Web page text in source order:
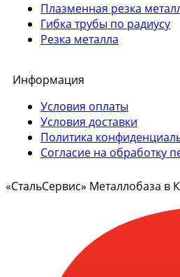
Плазменная резка
Гибка трубы по радиусу
Резка металла
Информация
Условия оплаты
Условия доставки
Политика
Согласие на обработку
«СтальСервис» Металлобаза в